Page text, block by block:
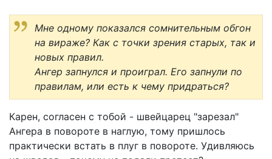
Мне одному показался сомнительным обгон
на вираже? Как с точки зрения старых, так и
новых правил.
Ангер запнулся и проиграл. Его запнули по
правилам, или есть к чему придраться?
Карен, согласен с тобой - швейцарец "зарезал"
Ангера в повороте в наглую, тому пришлось
практически встать в плуг в повороте. Удивляюсь